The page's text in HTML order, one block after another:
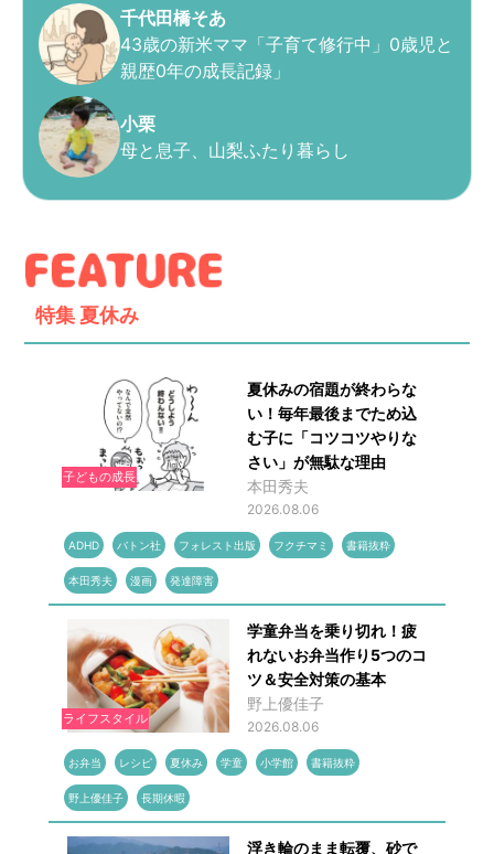
千代田橋そあ
43歳の新米ママ「子育て修行中」0歳児と
親歴0年の成長記録」
小栗
母と息子、山梨ふたり暮らし
特集 夏休み
子どもの成長
夏休みの宿題が終わらな
い！毎年最後までため込
む子に「コツコツやりな
さい」が無駄な理由
本田秀夫
2026.08.06
ADHD バトン社 フォレスト出版 フクチマミ 書籍抜粋
本田秀夫 漫画 発達障害
ライフスタイル
学童弁当を乗り切れ！疲
れないお弁当作り5つのコ
ツ＆安全対策の基本
野上優佳子
2026.08.06
お弁当 レシピ 夏休み 学童 小学館 書籍抜粋
野上優佳子 長期休暇
浮き輪のまま転覆、砂で